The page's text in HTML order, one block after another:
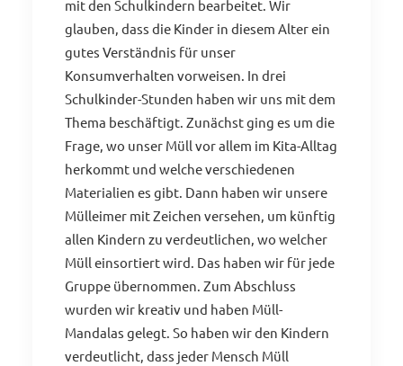
mit den Schulkindern bearbeitet. Wir
glauben, dass die Kinder in diesem Alter ein
gutes Verständnis für unser
Konsumverhalten vorweisen. In drei
Schulkinder-Stunden haben wir uns mit dem
Thema beschäftigt. Zunächst ging es um die
Frage, wo unser Müll vor allem im Kita-Alltag
herkommt und welche verschiedenen
Materialien es gibt. Dann haben wir unsere
Mülleimer mit Zeichen versehen, um künftig
allen Kindern zu verdeutlichen, wo welcher
Müll einsortiert wird. Das haben wir für jede
Gruppe übernommen. Zum Abschluss
wurden wir kreativ und haben Müll-
Mandalas gelegt. So haben wir den Kindern
verdeutlicht, dass jeder Mensch Müll